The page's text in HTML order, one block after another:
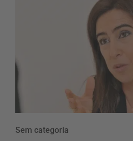
Sem categoria